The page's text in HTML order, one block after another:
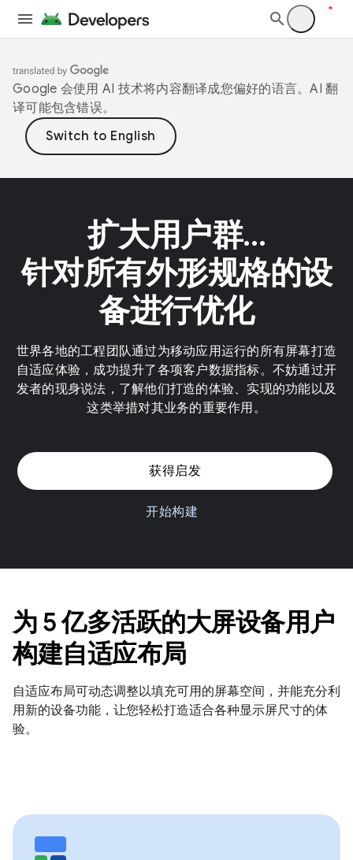
Google 会使用 AI 技术将内容翻译成您偏好的语言。AI 翻
译可能包含错误。
扩大用户群…
针对所有外形规格的设
备进行优化
世界各地的工程团队通过为移动应用运行的所有屏幕打造
自适应体验，成功提升了各项客户数据指标。不妨通过开
发者的现身说法，了解他们打造的体验、实现的功能以及
这类举措对其业务的重要作用。
获得启发
开始构建
为 5 亿多活跃的大屏设备用户
构建自适应布局
自适应布局可动态调整以填充可用的屏幕空间，并能充分利
用新的设备功能，让您轻松打造适合各种显示屏尺寸的体
验。